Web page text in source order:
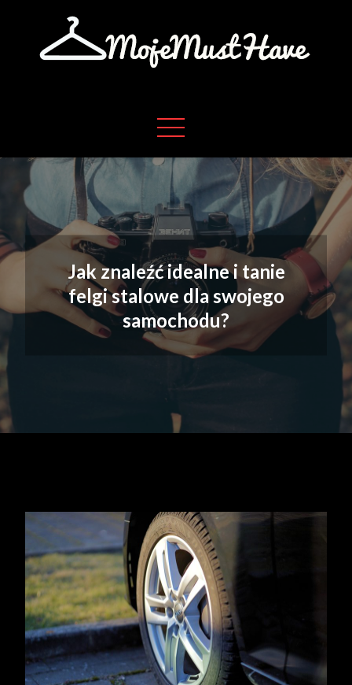
content
Jak znaleźć idealne i tanie
felgi stalowe dla swojego
samochodu?